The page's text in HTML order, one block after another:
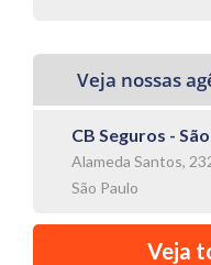
Veja nossas
CB Seguros -
Alameda Santos,
São Paulo
Veja